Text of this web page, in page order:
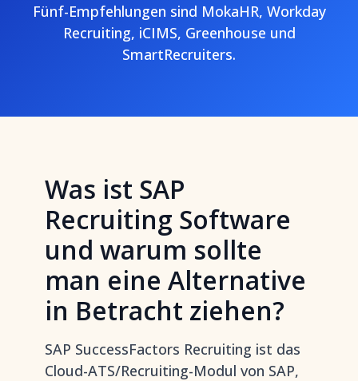
Fünf-Empfehlungen sind MokaHR, Workday
Recruiting, iCIMS, Greenhouse und
SmartRecruiters.
Was ist SAP
Recruiting Software
und warum sollte
man eine Alternative
in Betracht ziehen?
SAP SuccessFactors Recruiting ist das
Cloud-ATS/Recruiting-Modul von SAP,